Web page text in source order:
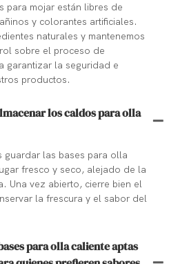
para mojar están libres de
y colorantes artificiales.
naturales y mantenemos
sobre el proceso de
garantizar la seguridad e
productos.
los caldos para olla
guardar las bases para olla
fresco y seco, alejado de la
Una vez abierto, cierre bien el
la frescura y el sabor del
para olla caliente aptas